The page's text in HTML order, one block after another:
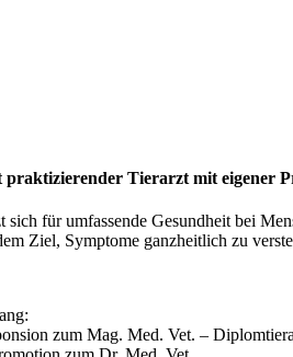
Tierarzt mit eigener
sich für umfassende Gesundheit bei
Ziel, Symptome ganzheitlich zu
zum Mag. Med. Vet. –